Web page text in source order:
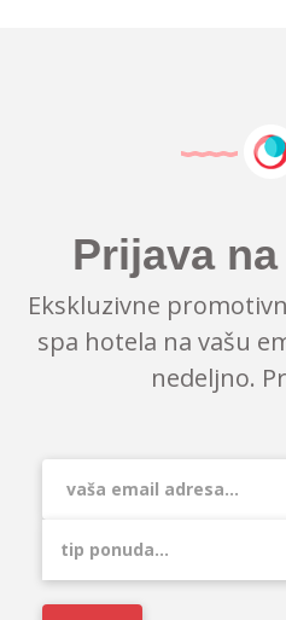
Prijava
Ekskluzivne
spa hotela na vašu
nedeljno.